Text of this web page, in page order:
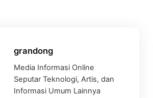
grandong
Media Informasi Online
Seputar Teknologi, Artis, dan
Informasi Umum Lainnya